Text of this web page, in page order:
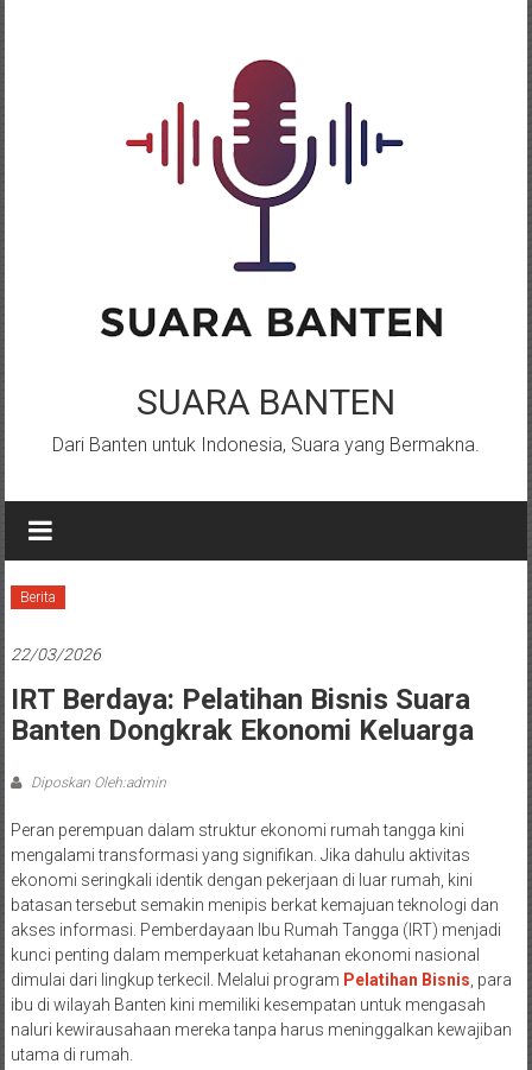
SUARA BANTEN
Dari Banten untuk Indonesia, Suara yang Bermakna.
Berita
22/03/2026
IRT Berdaya: Pelatihan Bisnis Suara
Banten Dongkrak Ekonomi Keluarga
Diposkan Oleh:admin
Peran perempuan dalam struktur ekonomi rumah tangga kini
mengalami transformasi yang signifikan. Jika dahulu aktivitas
ekonomi seringkali identik dengan pekerjaan di luar rumah, kini
batasan tersebut semakin menipis berkat kemajuan teknologi dan
akses informasi. Pemberdayaan Ibu Rumah Tangga (IRT) menjadi
kunci penting dalam memperkuat ketahanan ekonomi nasional
dimulai dari lingkup terkecil. Melalui program Pelatihan Bisnis , para
ibu di wilayah Banten kini memiliki kesempatan untuk mengasah
naluri kewirausahaan mereka tanpa harus meninggalkan kewajiban
utama di rumah.